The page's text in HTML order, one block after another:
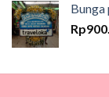
Bunga
Rp